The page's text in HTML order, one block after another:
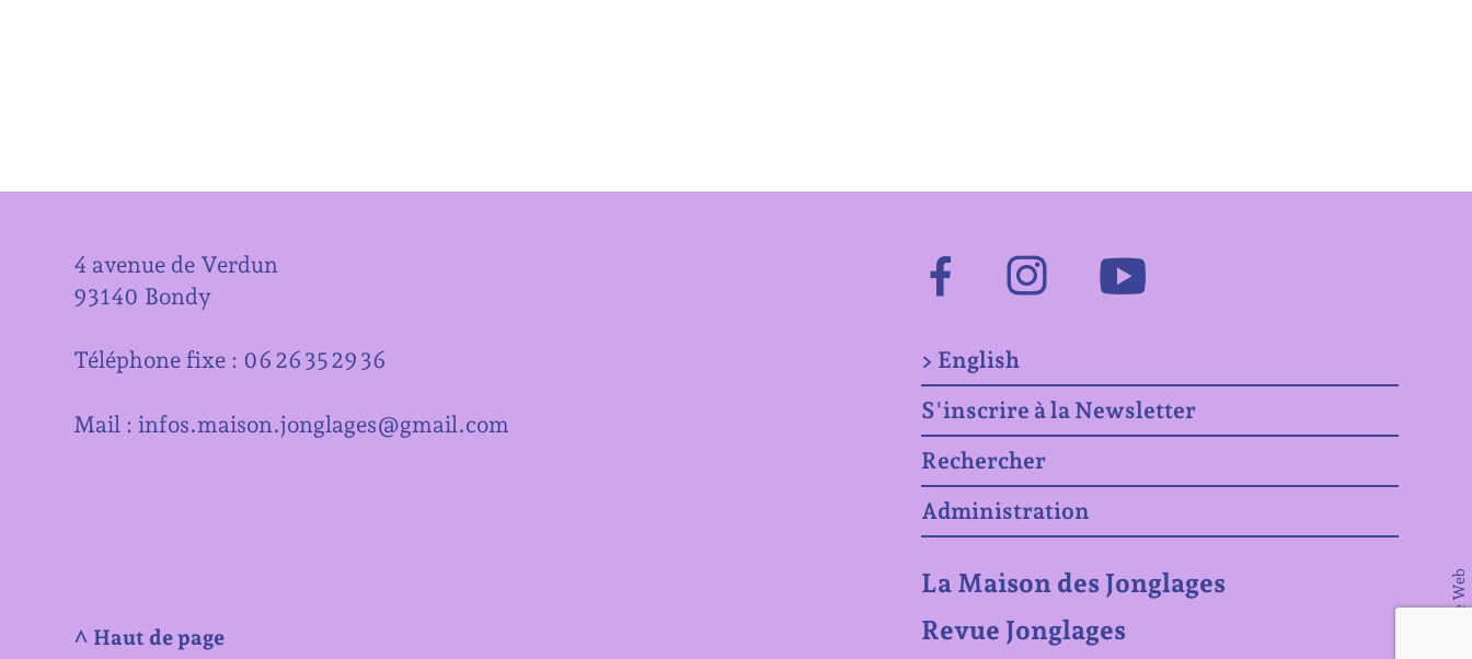
Facebook
Instagram
> English
S'inscrire à la Newsletter
Rechercher
Administration
La Maison des Jonglages
Revue Jonglages
^ Haut de page
4 avenue de Verdun
93140 Bondy
Téléphone fixe : 06 26 35 29 36
Mail : infos.maison.jonglages@gmail.com
© Matière Web